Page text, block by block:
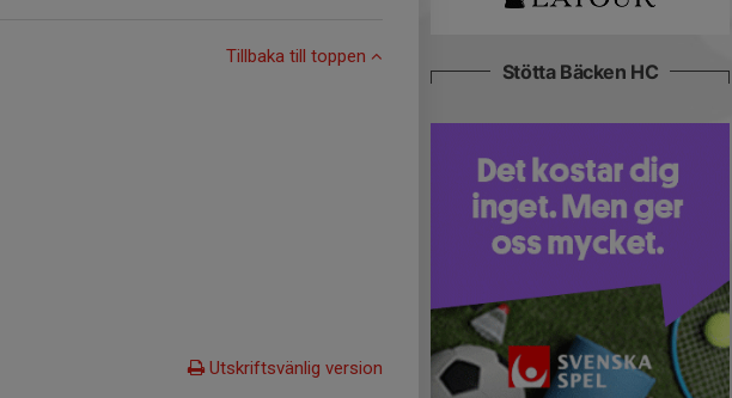
Tillbaka till toppen
Utskriftsvänlig version
Stötta Bäcken HC